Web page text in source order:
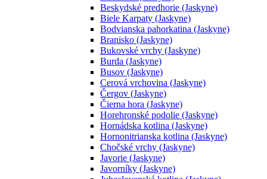
Beskydské predhorie (Jaskyne)
Biele Karpaty (Jaskyne)
Bodvianska pahorkatina (Jaskyne)
Branisko (Jaskyne)
Bukovské vrchy (Jaskyne)
Burda (Jaskyne)
Busov (Jaskyne)
Cerová vrchovina (Jaskyne)
Čergov (Jaskyne)
Čierna hora (Jaskyne)
Horehronské podolie (Jaskyne)
Hornádska kotlina (Jaskyne)
Hornonitrianska kotlina (Jaskyne)
Chočské vrchy (Jaskyne)
Javorie (Jaskyne)
Javorníky (Jaskyne)